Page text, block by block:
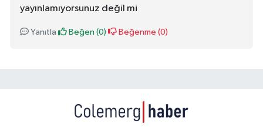
yayınlamıyorsunuz değil mi
Yanıtla Beğen (0) Beğenme (0)